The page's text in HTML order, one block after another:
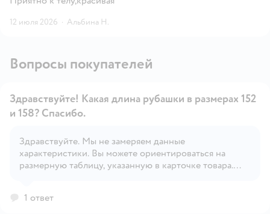
12 июля 2026 · Альбина Н.
Вопросы покупателей
Открыть вопрос
Здравствуйте! Какая длина рубашки в размерах 152
и 158? Спасибо.
Здравствуйте. Мы не замеряем данные
характеристики. Вы можете ориентироваться на
размерную таблицу, указанную в карточке товара.
1 ответ